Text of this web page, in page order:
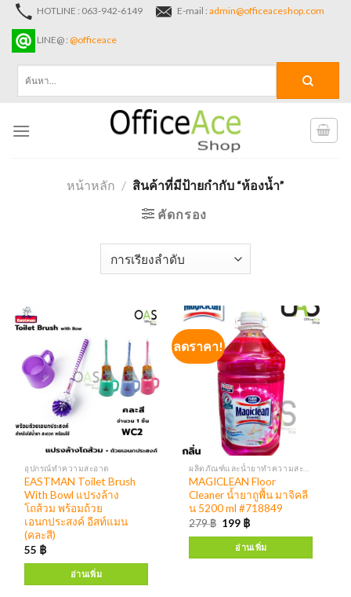
Skip
content
HOTLINE : 063-942-6149 E-mail : admin@officeaceshop.com
LINE@ : @officeace
หน้าหลัก / สินค้าที่มีป้ายกำกับ “ห้องน้ำ”
คัดกรอง
อุปกรณ์ทำความสะอาด
EASTMAN Toilet Brush
With Bowl แปรงล้าง
โถส้วม พร้อมถ้วย
เอนกประสงค์ อีสท์แมน
(คละสี)
55 ฿
อ่านเพิ่ม
ลดราคา!
ผลิตภัณฑ์และน้ำยาทำความสะอาด เครื่องจ่ายสบู่ แอลกอฮอล์
MAGICLEAN Floor
Cleaner น้ำยาถูพื้น มาจิคลี
น 5200 ml #718849
279฿ 199 ฿
อ่านเพิ่ม